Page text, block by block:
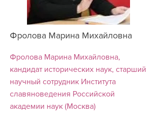
Фролова Марина Михайловна
Фролова Марина Михайловна,
кандидат исторических наук, старший
научный сотрудник Института
славяноведения Российской
академии наук (Москва)